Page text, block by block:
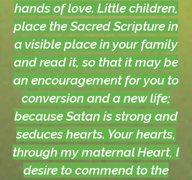
hands of love. Little children,
place the Sacred Scripture in
a visible place in your family
and read it, so that it may be
an encouragement for you to
conversion and a new life;
because Satan is strong and
seduces hearts. Your hearts,
through my maternal Heart, I
desire to commend to the